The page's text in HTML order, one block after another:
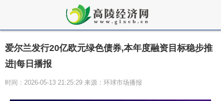
爱尔兰发行20亿欧元绿色债券,本年度融资目标稳步推
进|每日播报
时间：2026-05-13 21:25:29 来源：环球市场播报